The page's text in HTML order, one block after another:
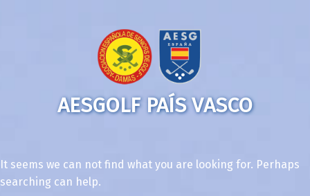
AESGOLF PAÍS VASCO
It seems we can not find what you are looking for. Perhaps
searching can help.